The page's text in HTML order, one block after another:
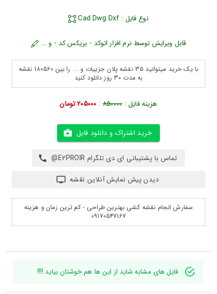
نوع فایل : Cad Dwg Dxf
قابل ویرایش توسط نرم افزار اتوکد - بریکس کد - و ...
با یک خرید میتوانید 35 نقشه پلان جزییات و ... را بین 180560 نقشه
به مدت 30 روز دانلود کنید
هزینه فایل :850000
: 205000 تومان
خرید اشتراک و دانلود فایل
تماس با پشتیبانی ای دی تلگرام E2PROIR@
دیدن پیش نمایش آنلاین نقشه
سفارش انجام نقشه کشی بهترین طراحی - کم ترین زمان و هزینه
09170547167
فایل های مشابه شاید از این ها هم خوشتان بیاید !!!!